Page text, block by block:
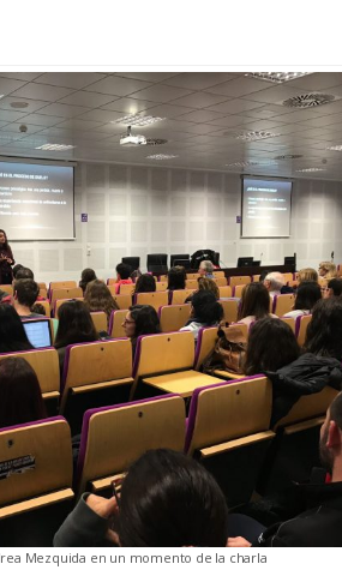
Mezquida en un momento de la charla